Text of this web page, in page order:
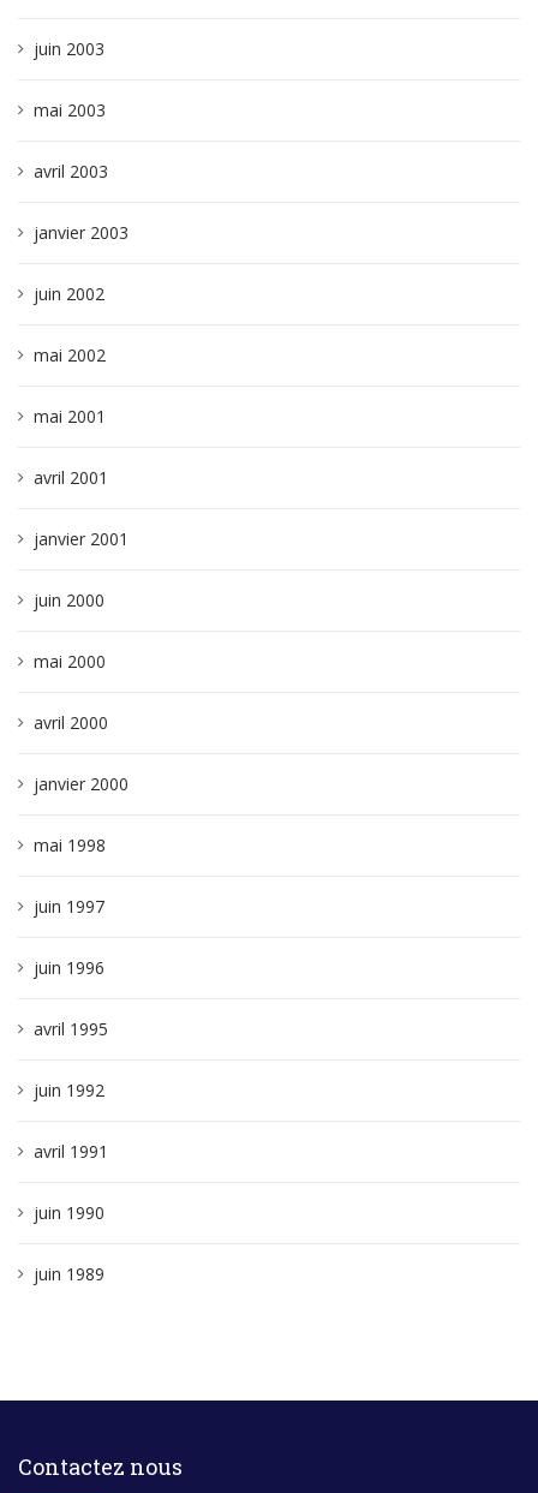
juin 2003
mai 2003
avril 2003
janvier 2003
juin 2002
mai 2002
mai 2001
avril 2001
janvier 2001
juin 2000
mai 2000
avril 2000
janvier 2000
mai 1998
juin 1997
juin 1996
avril 1995
juin 1992
avril 1991
juin 1990
juin 1989
Contactez nous